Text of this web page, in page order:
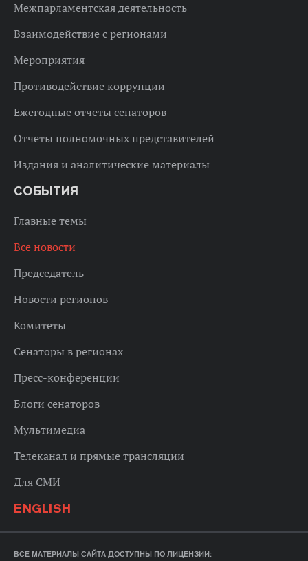
Межпарламентская деятельность
Взаимодействие с регионами
Мероприятия
Противодействие коррупции
Ежегодные отчеты сенаторов
Отчеты полномочных представителей
Издания и аналитические материалы
СОБЫТИЯ
Главные темы
Все новости
Председатель
Новости регионов
Комитеты
Сенаторы в регионах
Пресс-конференции
Блоги сенаторов
Мультимедиа
Телеканал и прямые трансляции
Для СМИ
ENGLISH
ВСЕ МАТЕРИАЛЫ САЙТА ДОСТУПНЫ ПО ЛИЦЕНЗИИ: